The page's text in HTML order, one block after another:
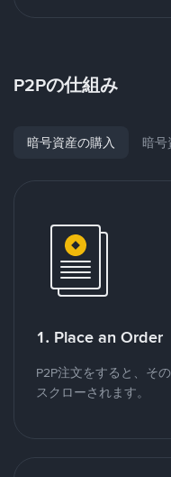
P2Pの仕組み
暗号資産の購入 暗号
1. Place an Order
P2P注文をすると、そ
スクローされます。